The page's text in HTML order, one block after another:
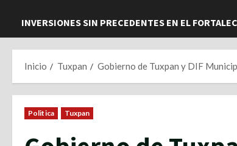
INVERSIONES SIN PRECEDENTES EN EL
Inicio Tuxpan Gobierno de Tuxpan y DIF
Politica Tuxpan